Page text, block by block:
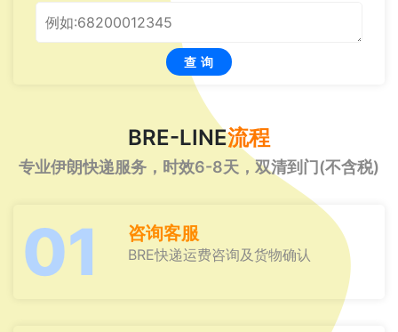
查 询
BRE-LINE流程
专业伊朗快递服务，时效6-8天，双清到门(不含税)
01 咨询客服
BRE快递运费咨询及货物确认